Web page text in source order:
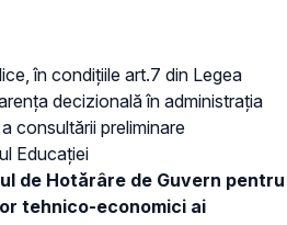
în condiţiile art.7 din Legea
decizională în administraţia
consultării preliminare
Educaţiei
de Hotărâre de Guvern pentru
tehnico-economici ai